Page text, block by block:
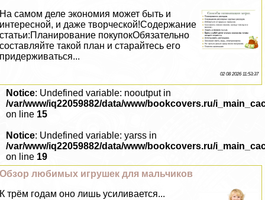
На самом деле экономия может быть и
интересной, и даже творческой!Содержание
статьи:Планирование покупокОбязательно
составляйте такой план и старайтесь его
придерживаться...
02 08 2026 11:53:37
Notice: Undefined variable: nooutput in
/var/www/iq22059882/data/www/bookcovers.ru/
on line 15
Notice: Undefined variable: yarss in
/var/www/iq22059882/data/www/bookcovers.ru/
on line 19
Обзор любимых игрушек для мальчиков
К трём годам оно лишь усиливается...